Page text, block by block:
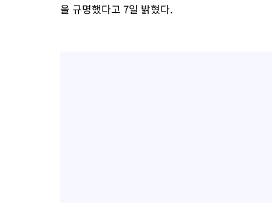
을 규명했다고 7일 밝혔다.